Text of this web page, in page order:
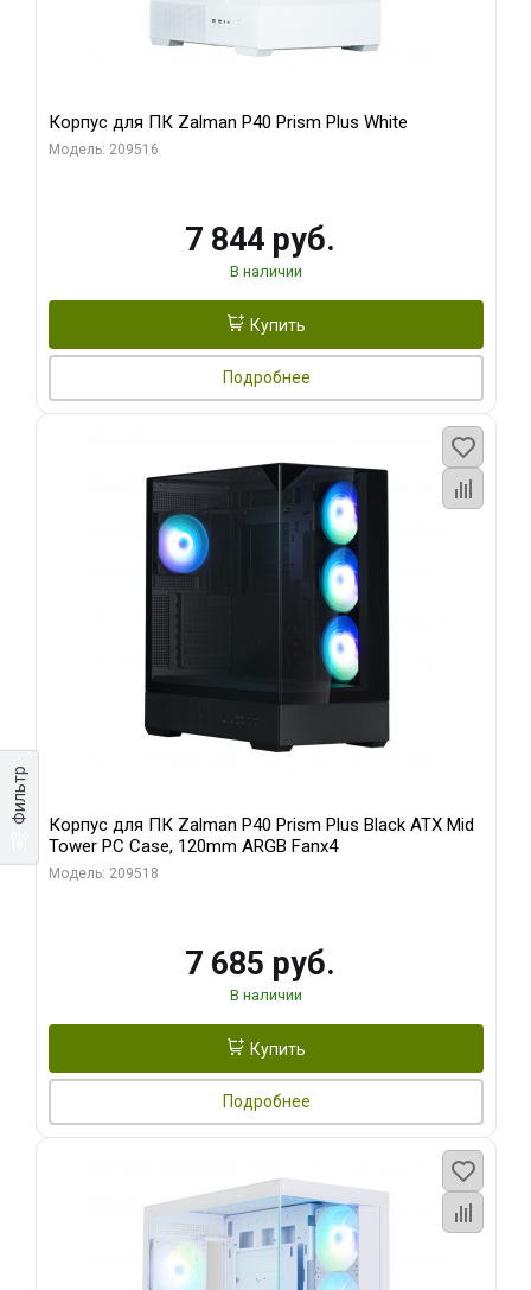
Фильтр
Корпус для ПК Zalman P40 Prism Plus White
Модель: 209516
7 844 руб.
В наличии
Купить
Подробнее
Корпус для ПК Zalman P40 Prism Plus Black ATX Mid
Tower PC Case, 120mm ARGB Fanx4
Модель: 209518
7 685 руб.
В наличии
Купить
Подробнее